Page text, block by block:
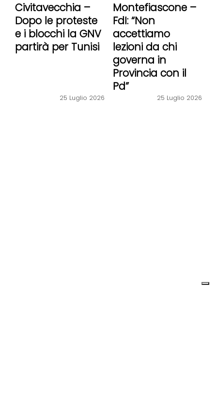
Civitavecchia –
Dopo le proteste
e i blocchi la GNV
partirà per Tunisi
25 Luglio 2026
Montefiascone –
FdI: “Non
accettiamo
lezioni da chi
governa in
Provincia con il
Pd”
25 Luglio 2026